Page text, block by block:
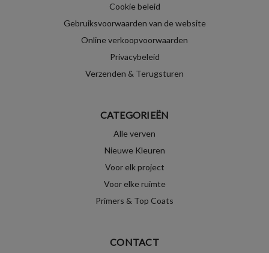
Cookie beleid
Gebruiksvoorwaarden van de website
Online verkoopvoorwaarden
Privacybeleid
Verzenden & Terugsturen
CATEGORIEËN
Alle verven
Nieuwe Kleuren
Voor elk project
Voor elke ruimte
Primers & Top Coats
CONTACT